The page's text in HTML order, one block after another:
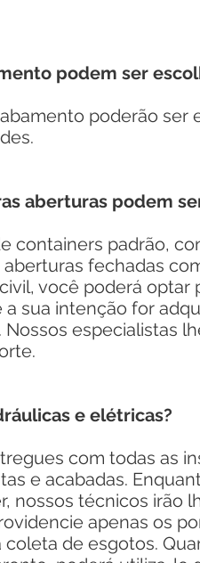
podem ser
poderão ser
aberturas podem
containers padrão,
fechadas
você poderá optar
a sua intenção for
especialistas
e elétricas?
com todas as
e acabadas.
nossos técnicos irão
apenas os
coleta de esgotos.